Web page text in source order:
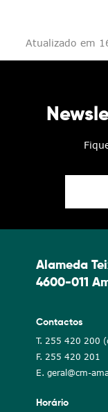
Atualizado em
Alameda
4600-011
Contactos
T. 255 420 200
F. 255 420 201
E. geral@cm-
Horário